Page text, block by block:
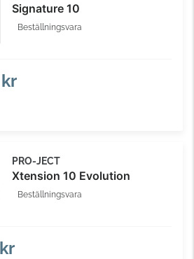
Signature 10
Beställningsvara
PRO-JECT
Xtension 10 Evolution
Beställningsvara